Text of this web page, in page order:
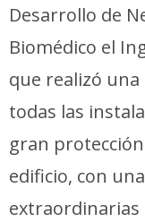
Desarrollo de
Biomédico el
que realizó
todas las
gran
edificio, con
extraordinarias